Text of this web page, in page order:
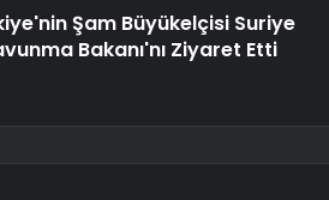
Şam Büyükelçisi Suriye
Bakanı'nı Ziyaret Etti